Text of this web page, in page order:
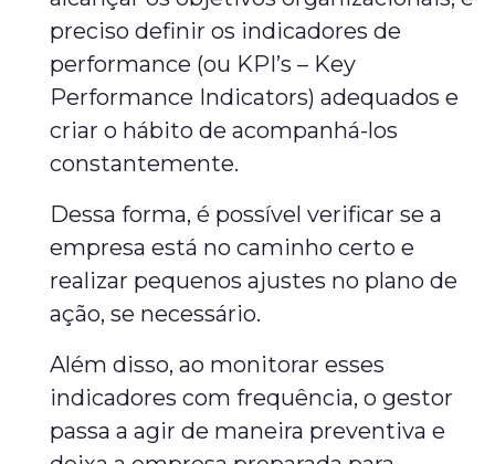
preciso definir os indicadores de
performance (ou KPI’s – Key
Performance Indicators) adequados e
criar o hábito de acompanhá-los
constantemente.
Dessa forma, é possível verificar se a
empresa está no caminho certo e
realizar pequenos ajustes no plano de
ação, se necessário.
Além disso, ao monitorar esses
indicadores com frequência, o gestor
passa a agir de maneira preventiva e